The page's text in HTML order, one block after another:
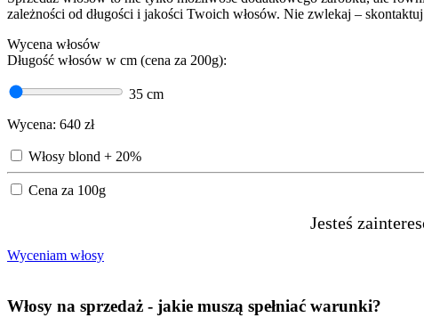
zależności od długości i jakości Twoich włosów. Nie zwlekaj –
Wycena włosów
Długość włosów w cm (cena za 200g):
35 cm
Wycena: 640 zł
Włosy blond + 20%
Cena za 100g
Jesteś
Wyceniam włosy
Włosy na sprzedaż - jakie muszą spełniać warunki?